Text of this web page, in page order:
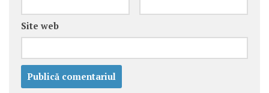
Site web